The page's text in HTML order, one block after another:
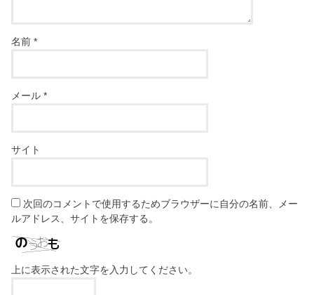
名前*
メール*
サイト
次回のコメントで使用するためブラウザーに自分の名前、メー
ルアドレス、サイトを保存する。
上に表示された文字を入力してください。